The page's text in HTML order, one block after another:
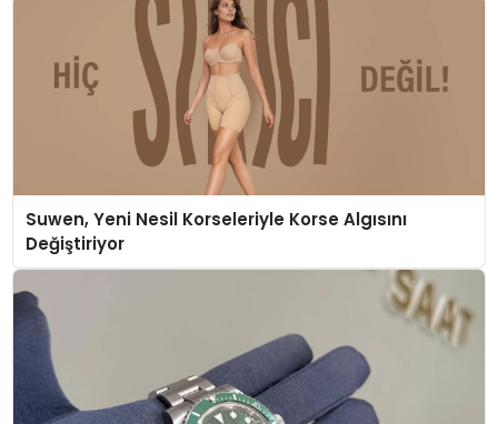
Suwen, Yeni Nesil Korseleriyle Korse Algısını
Değiştiriyor